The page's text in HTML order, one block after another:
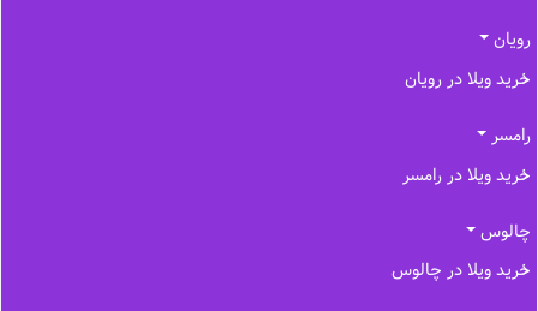
رویان
خرید ویلا در رویان
رامسر
خرید ویلا در رامسر
چالوس
خرید ویلا در چالوس